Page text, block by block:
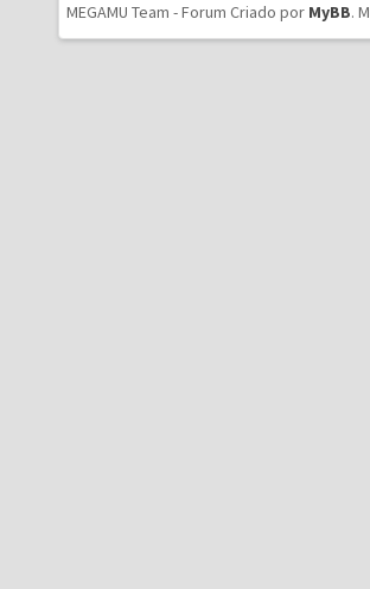
MEGAMU Team - Forum Criado por MyBB.